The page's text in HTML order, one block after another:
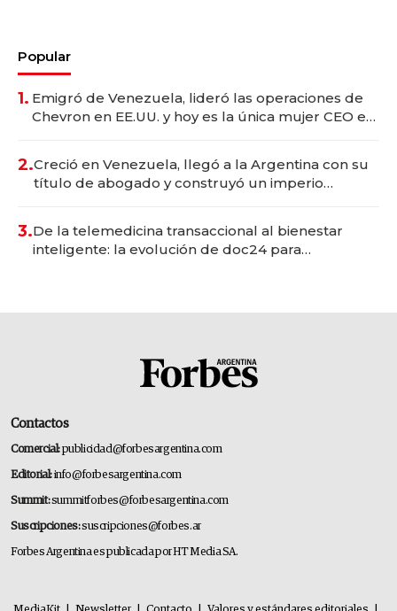
Popular
1. Emigró de Venezuela, lideró las operaciones de
Chevron en EE.UU. y hoy es la única mujer CEO en
2.Creció en Venezuela, llegó a la Argentina con su
título de abogado y construyó un imperio
3.De la telemedicina transaccional al bienestar
inteligente: la evolución de doc24 para
Contactos
Comercial:publicidad@forbesargentina.com
Editorial:info@forbesargentina.com
Summit:summitforbes@forbesargentina.com
Suscripciones:suscripciones@forbes.ar
Forbes Argentina es publicada por HT Media SA.